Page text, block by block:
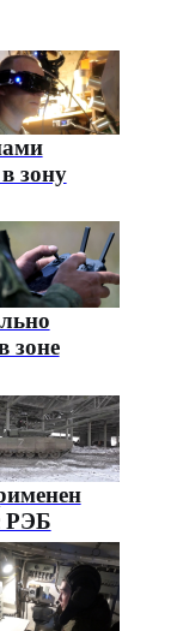
зону
зоне
РЭБ